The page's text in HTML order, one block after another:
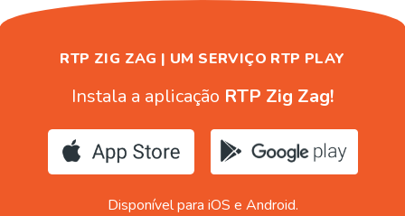
RTP ZIG ZAG | UM SERVIÇO RTP PLAY
Instala a aplicação RTP Zig Zag!
Disponível para iOS e Android.